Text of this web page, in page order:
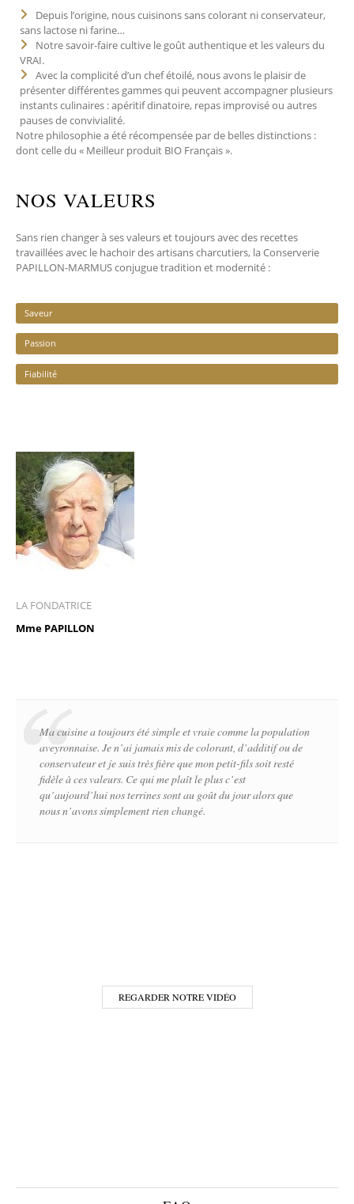
Depuis l’origine, nous cuisinons sans colorant ni conservateur,
sans lactose ni farine…
Notre savoir-faire cultive le goût authentique et les valeurs du
VRAI.
Avec la complicité d’un chef étoilé, nous avons le plaisir de
présenter différentes gammes qui peuvent accompagner plusieurs
instants culinaires : apéritif dinatoire, repas improvisé ou autres
pauses de convivialité.
Notre philosophie a été récompensée par de belles distinctions :
dont celle du « Meilleur produit BIO Français ».
NOS VALEURS
Sans rien changer à ses valeurs et toujours avec des recettes
travaillées avec le hachoir des artisans charcutiers, la Conserverie
PAPILLON-MARMUS conjugue tradition et modernité :
Saveur
Passion
Fiabilité
LA FONDATRICE
Mme PAPILLON
Ma cuisine a toujours été simple et vraie comme la population
aveyronnaise. Je n’ai jamais mis de colorant, d’additif ou de
conservateur et je suis très fière que mon petit-fils soit resté
fidèle à ces valeurs. Ce qui me plaît le plus c’est
qu’aujourd’hui nos terrines sont au goût du jour alors que
nous n’avons simplement rien changé.
REGARDER NOTRE VIDÉO